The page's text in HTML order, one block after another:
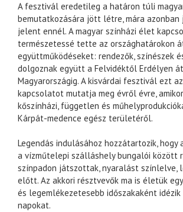
A fesztivál eredetileg a határon túli
bemutatkozására jött létre, mára
jelent ennél. A magyar színházi élet
természetessé tette az országhatárokon
együttműködéseket: rendezők, színészek
dolgoznak együtt a Felvidéktől Erdélyen
Magyarországig. A kisvárdai fesztivál ezt
kapcsolatot mutatja meg évről évre,
kőszínházi, független és
Kárpát-medence egész területéről.
Legendás indulásához hozzátartozik,
a vízműtelepi szálláshely bungalói között
színpadon játszottak, nyaralást színlelve,
előtt. Az akkori résztvevők ma is életük
és legemlékezetesebb időszakaként
napokat.